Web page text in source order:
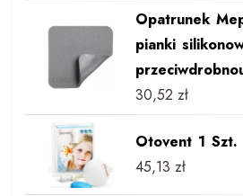
Opatrunek
pianki
30,52 zł
Otovent 1 Szt.
45,13 zł